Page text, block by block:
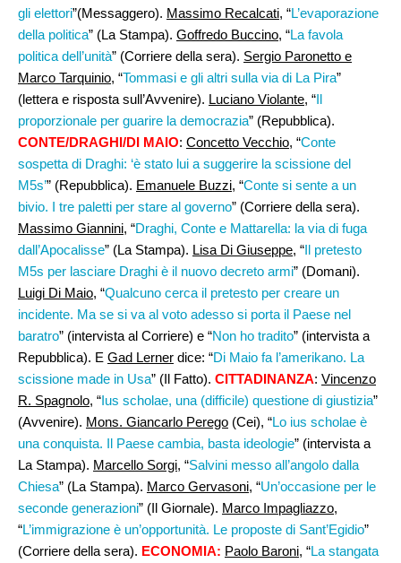
gli elettori”(Messaggero). Massimo Recalcati, “L’evaporazione
della politica” (La Stampa). Goffredo Buccino, “La favola
politica dell’unità” (Corriere della sera). Sergio Paronetto e
Marco Tarquinio, “Tommasi e gli altri sulla via di La Pira”
(lettera e risposta sull’Avvenire). Luciano Violante, “Il
proporzionale per guarire la democrazia” (Repubblica).
CONTE/DRAGHI/DI MAIO: Concetto Vecchio, “Conte
sospetta di Draghi: ‘è stato lui a suggerire la scissione del
M5s’” (Repubblica). Emanuele Buzzi, “Conte si sente a un
bivio. I tre paletti per stare al governo” (Corriere della sera).
Massimo Giannini, “Draghi, Conte e Mattarella: la via di fuga
dall’Apocalisse” (La Stampa). Lisa Di Giuseppe, “Il pretesto
M5s per lasciare Draghi è il nuovo decreto armi” (Domani).
Luigi Di Maio, “Qualcuno cerca il pretesto per creare un
incidente. Ma se si va al voto adesso si porta il Paese nel
baratro” (intervista al Corriere) e “Non ho tradito” (intervista a
Repubblica). E Gad Lerner dice: “Di Maio fa l’amerikano. La
scissione made in Usa” (Il Fatto). CITTADINANZA: Vincenzo
R. Spagnolo, “Ius scholae, una (difficile) questione di giustizia”
(Avvenire). Mons. Giancarlo Perego (Cei), “Lo ius scholae è
una conquista. Il Paese cambia, basta ideologie” (intervista a
La Stampa). Marcello Sorgi, “Salvini messo all’angolo dalla
Chiesa” (La Stampa). Marco Gervasoni, “Un’occasione per le
seconde generazioni” (Il Giornale). Marco Impagliazzo,
“L’immigrazione è un’opportunità. Le proposte di Sant’Egidio”
(Corriere della sera). ECONOMIA: Paolo Baroni, “La stangata